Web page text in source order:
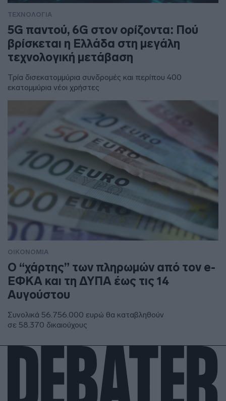
ΤΕΧΝΟΛΟΓΙΑ
5G παντού, 6G στον ορίζοντα: Πού
βρίσκεται η Ελλάδα στη μεγάλη
τεχνολογική μετάβαση
Τρία δισεκατομμύρια συνδρομές και περίπου 400
εκατομμύρια νέοι χρήστες
ΟΙΚΟΝΟΜΙΑ
Ο “χάρτης” των πληρωμών από τον e-
ΕΦΚΑ και τη ΔΥΠΑ έως τις 14
Αυγούστου
Συνολικά 56.756.000 ευρώ θα καταβληθούν
σε 58.370 δικαιούχους